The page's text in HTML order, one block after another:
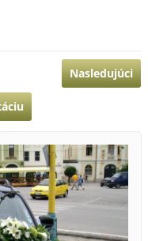
Nasledujúci